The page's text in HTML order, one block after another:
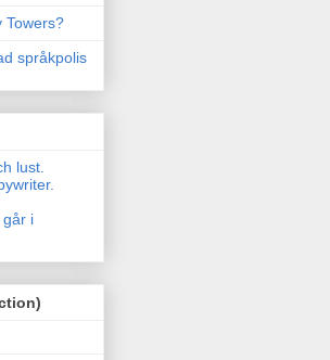
Towers?
språkpolis
lust.
går i